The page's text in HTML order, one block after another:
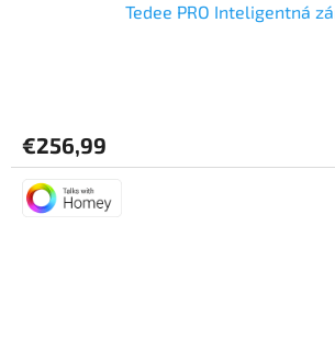
Tedee PRO Inteligentná
je
5,0
z
5
€256,99